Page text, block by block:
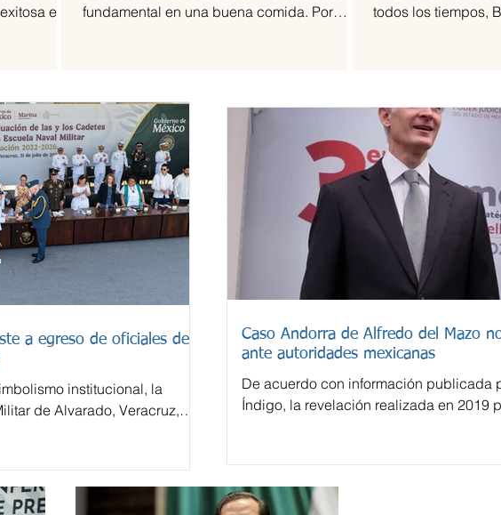
en
fundamental en una buena comida. Por
todos los tiempos,
a egreso de oficiales de
institucional, la
de Alvarado, Veracruz,
Caso Andorra de Alfredo del Mazo
ante autoridades mexicanas
De acuerdo con información publicada
Índigo, la revelación realizada en 2019
derivó en una investigación penal en
tratarse de operaciones efectuadas en
financiero considerado entonces un